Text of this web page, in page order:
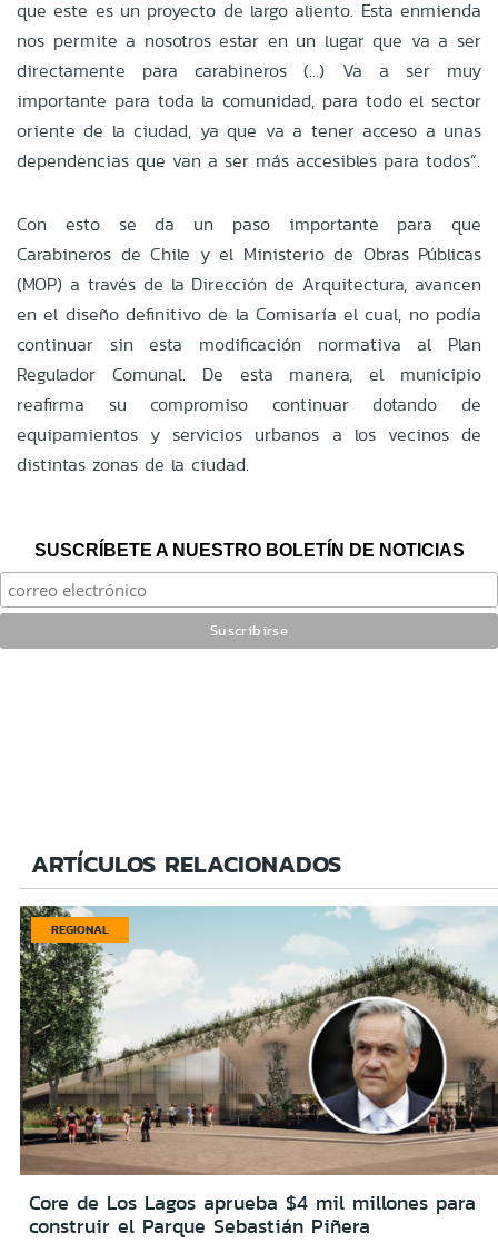
que este es un proyecto de largo aliento. Esta enmienda
nos permite a nosotros estar en un lugar que va a ser
directamente para carabineros (…) Va a ser muy
importante para toda la comunidad, para todo el sector
oriente de la ciudad, ya que va a tener acceso a unas
dependencias que van a ser más accesibles para todos”.
Con esto se da un paso importante para que
Carabineros de Chile y el Ministerio de Obras Públicas
(MOP) a través de la Dirección de Arquitectura, avancen
en el diseño definitivo de la Comisaría el cual, no podía
continuar sin esta modificación normativa al Plan
Regulador Comunal. De esta manera, el municipio
reafirma su compromiso continuar dotando de
equipamientos y servicios urbanos a los vecinos de
distintas zonas de la ciudad.
SUSCRÍBETE A NUESTRO BOLETÍN DE NOTICIAS
ARTÍCULOS RELACIONADOS
REGIONAL
Core de Los Lagos aprueba $4 mil millones para
construir el Parque Sebastián Piñera